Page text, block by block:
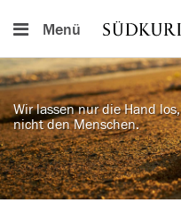
Menü
Wir lassen nur die Hand los,
nicht den Menschen.